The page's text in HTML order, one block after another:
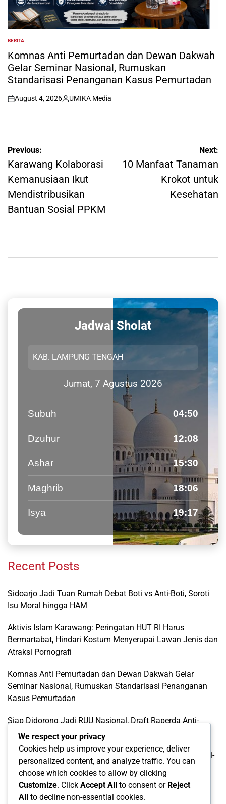
POSTED
IN
BERITA
Komnas Anti Pemurtadan dan Dewan Dakwah
Gelar Seminar Nasional, Rumuskan
Standarisasi Penanganan Kasus Pemurtadan
on
August 4, 2026
Posted
UMIKA Media
Post
navigation
Previous:
Karawang Kolaborasi
Kemanusiaan Ikut
Mendistribusikan
Bantuan Sosial PPKM
Next:
10 Manfaat Tanaman
Krokot untuk
Kesehatan
Jadwal Sholat
Jumat, 7 Agustus 2026
Subuh 04:50
Dzuhur 12:08
Ashar 15:30
Maghrib 18:06
Isya 19:17
Recent Posts
Sidoarjo Jadi Tuan Rumah Debat Boti vs Anti-Boti, Soroti
Isu Moral hingga HAM
Aktivis Islam Karawang: Peringatan HUT RI Harus
Bermartabat, Hindari Kostum Menyerupai Lawan Jenis dan
Atraksi Pornografi
Komnas Anti Pemurtadan dan Dewan Dakwah Gelar
Seminar Nasional, Rumuskan Standarisasi Penanganan
Kasus Pemurtadan
Siap Didorong Jadi RUU Nasional, Draft Raperda Anti-
LGBTQ+ Karawang Diterima Ust. Roinul Balad
Wujud Kontribusi Karawang: Cetuskan Draft Raperda Anti-
L68TQ+ Hingga Tingkat Pusat
Categories
We respect your privacy
Cookies help us improve your experience, deliver
personalized content, and analyze traffic. You can
choose which cookies to allow by clicking
Customize. Click Accept All to consent or Reject
All to decline non-essential cookies.